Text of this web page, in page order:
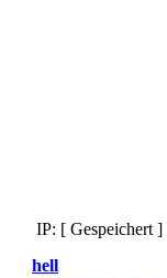
IP: [ Gespeichert ]
hell